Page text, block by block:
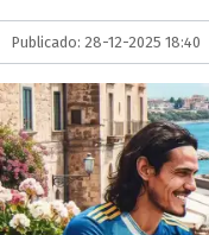
Publicado: 28-12-2025 18:40